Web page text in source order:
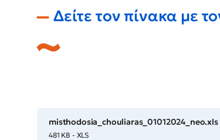
Δείτε τον πίνακα με
misthodosia_chouliaras_01012024_neo.xls
481 KB - XLS